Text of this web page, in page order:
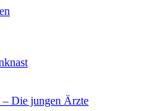
– Die jungen Ärzte